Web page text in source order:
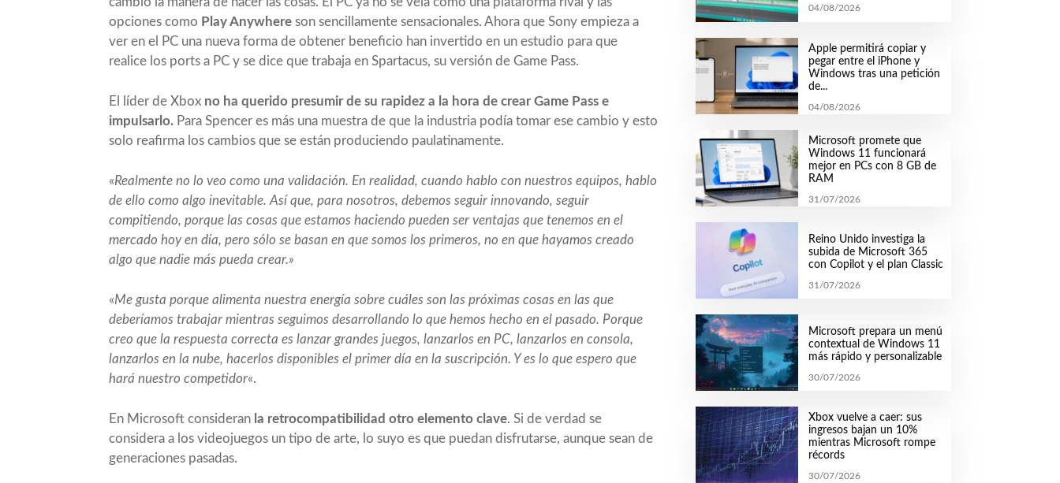
opciones como Play Anywhere son sencillamente sensacionales. Ahora que Sony empieza a
ver en el PC una nueva forma de obtener beneficio han invertido en un estudio para que
realice los ports a PC y se dice que trabaja en Spartacus, su versión de Game Pass.
El líder de Xbox no ha querido presumir de su rapidez a la hora de crear Game Pass e
impulsarlo. Para Spencer es más una muestra de que la industria podía tomar ese cambio y esto
solo reafirma los cambios que se están produciendo paulatinamente.
«Realmente no lo veo como una validación. En realidad, cuando hablo con nuestros equipos, hablo
de ello como algo inevitable. Así que, para nosotros, debemos seguir innovando, seguir
compitiendo, porque las cosas que estamos haciendo pueden ser ventajas que tenemos en el
mercado hoy en día, pero sólo se basan en que somos los primeros, no en que hayamos creado
algo que nadie más pueda crear.»
«Me gusta porque alimenta nuestra energía sobre cuáles son las próximas cosas en las que
deberíamos trabajar mientras seguimos desarrollando lo que hemos hecho en el pasado. Porque
creo que la respuesta correcta es lanzar grandes juegos, lanzarlos en PC, lanzarlos en consola,
lanzarlos en la nube, hacerlos disponibles el primer día en la suscripción. Y es lo que espero que
hará nuestro competidor«.
En Microsoft consideran la retrocompatibilidad otro elemento clave. Si de verdad se
considera a los videojuegos un tipo de arte, lo suyo es que puedan disfrutarse, aunque sean de
generaciones pasadas.
04/08/2026
Apple permitirá copiar y
pegar entre el iPhone y
Windows tras una petición
de...
04/08/2026
Microsoft promete que
Windows 11 funcionará
mejor en PCs con 8 GB de
RAM
31/07/2026
Reino Unido investiga la
subida de Microsoft 365
con Copilot y el plan Classic
31/07/2026
Microsoft prepara un menú
contextual de Windows 11
más rápido y personalizable
30/07/2026
Xbox vuelve a caer: sus
ingresos bajan un 10%
mientras Microsoft rompe
récords
30/07/2026